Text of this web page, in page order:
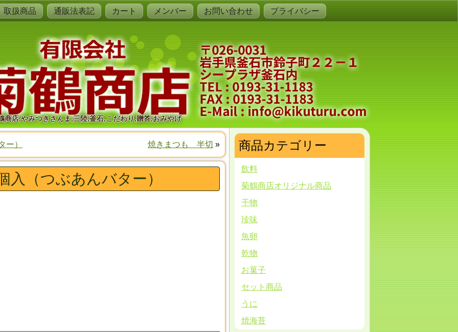
取扱商品 通販法表記 カート メンバー お問い合わせ プライバシー
商店,やみつきさんま,三陸,釜石,こだわり,贈答,おみやげ
ー） 焼きまつも 半切 »
入（つぶあんバター）
商品カテゴリー
飲料
菊鶴商店オリジナル商品
干物
珍味
魚卵
乾物
お菓子
セット商品
うに
焼海苔